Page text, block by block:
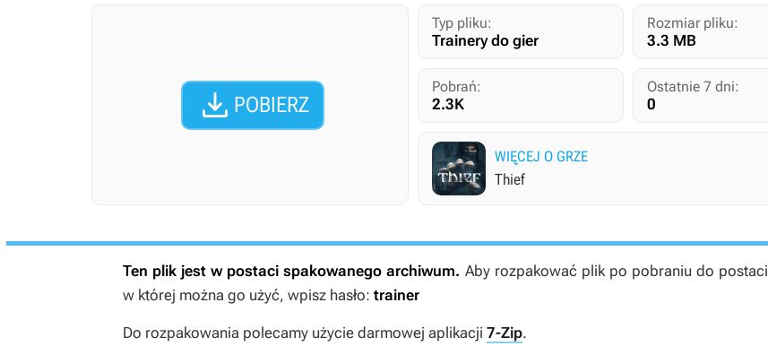
 POBIERZ
Typ pliku:
Trainery do gier
Rozmiar pliku:
3.3 MB
Pobrań:
2.3K
Ostatnie 7 dni:
0
WIĘCEJ O GRZE
Thief
Ten plik jest w postaci spakowanego archiwum. Aby rozpakować plik po pobraniu do postaci
w której można go użyć, wpisz hasło: trainer
Do rozpakowania polecamy użycie darmowej aplikacji 7-Zip.